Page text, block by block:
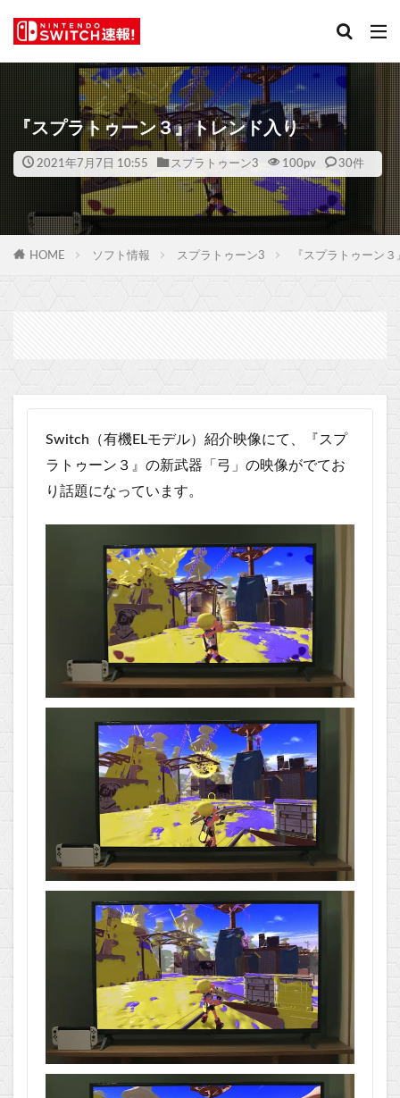
『スプラトゥーン３』トレンド入り
2021年7月7日 10:55 スプラトゥーン3 100pv 30件
HOME ソフト情報 スプラトゥーン3 『スプラトゥーン
Switch（有機ELモデル）紹介映像にて、『スプ
ラトゥーン３』の新武器「弓」の映像がでてお
り話題になっています。